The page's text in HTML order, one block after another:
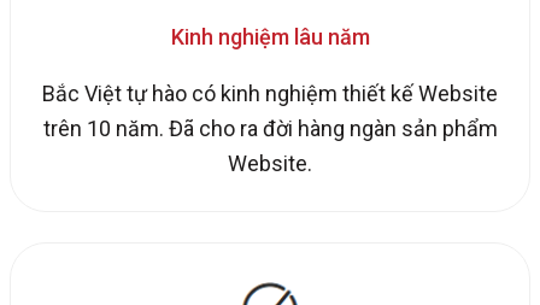
Kinh nghiệm lâu năm
Bắc Việt tự hào có kinh nghiệm thiết kế Website
trên 10 năm. Đã cho ra đời hàng ngàn sản phẩm
Website.